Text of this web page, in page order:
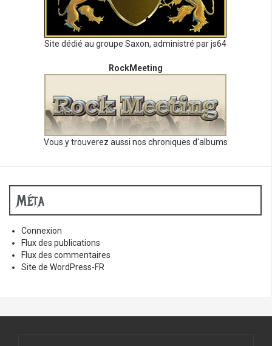
Site dédié au groupe Saxon, administré par js64
RockMeeting
Vous y trouverez aussi nos chroniques d'albums
Méta
Connexion
Flux des publications
Flux des commentaires
Site de WordPress-FR